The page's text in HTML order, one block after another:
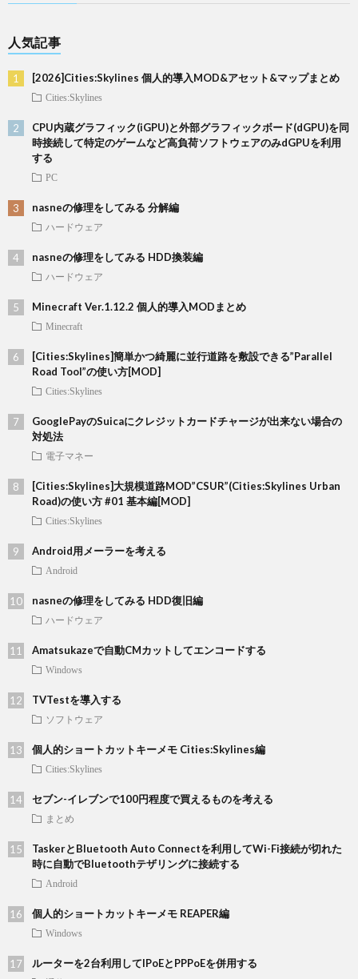
人気記事
[2026]Cities:Skylines 個人的導入MOD&アセット&マップまとめ
Cities:Skylines
CPU内蔵グラフィック(iGPU)と外部グラフィックボード(dGPU)を同
時接続して特定のゲームなど高負荷ソフトウェアのみdGPUを利用
する
PC
nasneの修理をしてみる 分解編
ハードウェア
nasneの修理をしてみる HDD換装編
ハードウェア
Minecraft Ver.1.12.2 個人的導入MODまとめ
Minecraft
[Cities:Skylines]簡単かつ綺麗に並行道路を敷設できる”Parallel
Road Tool”の使い方[MOD]
Cities:Skylines
GooglePayのSuicaにクレジットカードチャージが出来ない場合の
対処法
電子マネー
[Cities:Skylines]大規模道路MOD”CSUR”(Cities:Skylines Urban
Road)の使い方 #01 基本編[MOD]
Cities:Skylines
Android用メーラーを考える
Android
nasneの修理をしてみる HDD復旧編
ハードウェア
Amatsukazeで自動CMカットしてエンコードする
Windows
TVTestを導入する
ソフトウェア
個人的ショートカットキーメモ Cities:Skylines編
Cities:Skylines
セブン-イレブンで100円程度で買えるものを考える
まとめ
TaskerとBluetooth Auto Connectを利用してWi-Fi接続が切れた
時に自動でBluetoothテザリングに接続する
Android
個人的ショートカットキーメモ REAPER編
Windows
ルーターを2台利用してIPoEとPPPoEを併用する